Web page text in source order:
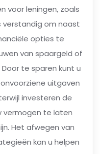
voor leningen, zoals
verstandig om naast
opties te
van spaargeld of
te sparen kunt u
uitgaven
investeren de
vermogen te laten
Het afwegen van
kan u helpen